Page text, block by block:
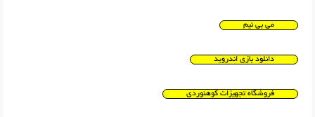
می بی نیم
دانلود بازی اندروید
فروشگاه تجهیزات کوهنوردی